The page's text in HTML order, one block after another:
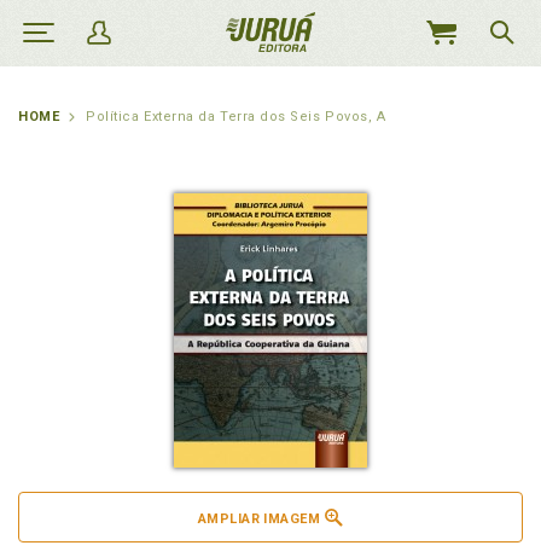
MEU
HOME Política Externa da Terra dos Seis Povos, A
AMPLIAR IMAGEM